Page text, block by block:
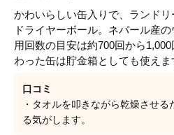
かわいらしい缶入りで、ランド
ドライヤーボール。ネパール産
用回数の目安は約700回から
わった缶は貯金箱としても使えま
口コミ
・タオルを叩きながら乾燥させ
る気がします。